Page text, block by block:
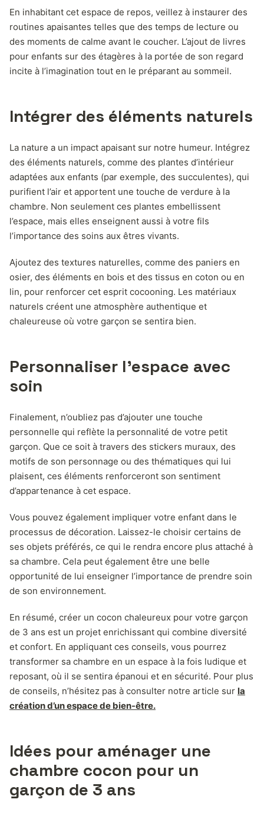
En inhabitant cet espace de repos, veillez à instaurer des
routines apaisantes telles que des temps de lecture ou
des moments de calme avant le coucher. L’ajout de livres
pour enfants sur des étagères à la portée de son regard
incite à l’imagination tout en le préparant au sommeil.
Intégrer des éléments naturels
La nature a un impact apaisant sur notre humeur. Intégrez
des éléments naturels, comme des plantes d’intérieur
adaptées aux enfants (par exemple, des succulentes), qui
purifient l’air et apportent une touche de verdure à la
chambre. Non seulement ces plantes embellissent
l’espace, mais elles enseignent aussi à votre fils
l’importance des soins aux êtres vivants.
Ajoutez des textures naturelles, comme des paniers en
osier, des éléments en bois et des tissus en coton ou en
lin, pour renforcer cet esprit cocooning. Les matériaux
naturels créent une atmosphère authentique et
chaleureuse où votre garçon se sentira bien.
Personnaliser l’espace avec
soin
Finalement, n’oubliez pas d’ajouter une touche
personnelle qui reflète la personnalité de votre petit
garçon. Que ce soit à travers des stickers muraux, des
motifs de son personnage ou des thématiques qui lui
plaisent, ces éléments renforceront son sentiment
d’appartenance à cet espace.
Vous pouvez également impliquer votre enfant dans le
processus de décoration. Laissez-le choisir certains de
ses objets préférés, ce qui le rendra encore plus attaché à
sa chambre. Cela peut également être une belle
opportunité de lui enseigner l’importance de prendre soin
de son environnement.
En résumé, créer un cocon chaleureux pour votre garçon
de 3 ans est un projet enrichissant qui combine diversité
et confort. En appliquant ces conseils, vous pourrez
transformer sa chambre en un espace à la fois ludique et
reposant, où il se sentira épanoui et en sécurité. Pour plus
de conseils, n’hésitez pas à consulter notre article sur la
création d’un espace de bien-être.
Idées pour aménager une
chambre cocon pour un
garçon de 3 ans